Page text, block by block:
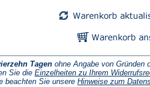
Tagen ohne Angabe von Gründen
Sie die Einzelheiten zu Ihrem
beachten Sie unsere Hinweise zum